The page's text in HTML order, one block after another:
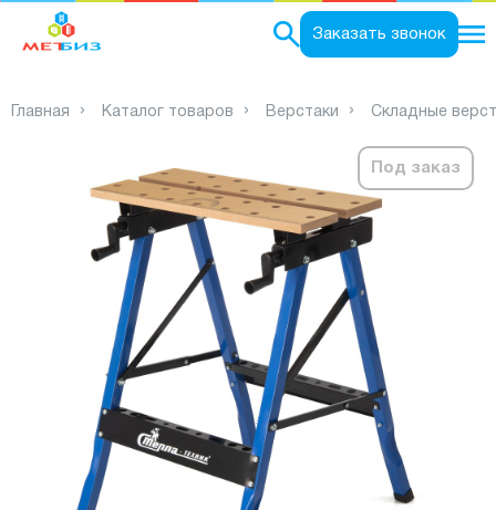
Заказать звонок
Главная Каталог товаров Верстаки Складные
Под заказ